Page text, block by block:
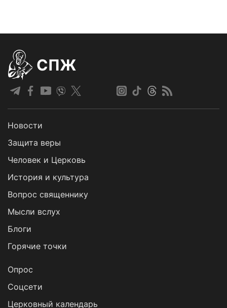
СПЖ
Новости
Защита веры
Человек и Церковь
История и культура
Вопрос священнику
Мысли вслух
Блоги
Горячие точки
Опрос
Cоцсети
Церковный календарь